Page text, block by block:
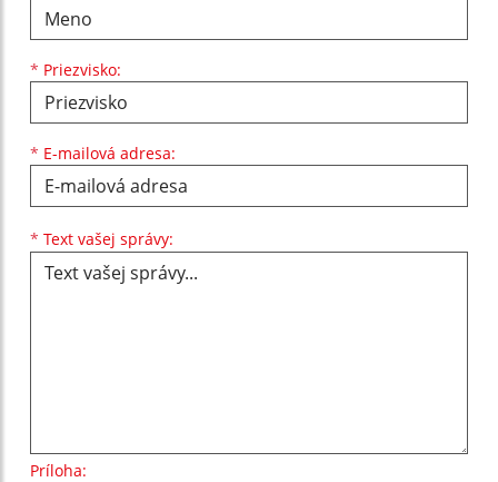
* Priezvisko:
* E-mailová adresa:
* Text vašej správy:
Príloha: